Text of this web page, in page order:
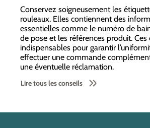
Conservez soigneusement les
rouleaux. Elles contiennent des
essentielles comme le numéro de
de pose et les références produit.
indispensables pour garantir
effectuer une commande
une éventuelle réclamation.
Lire tous les conseils